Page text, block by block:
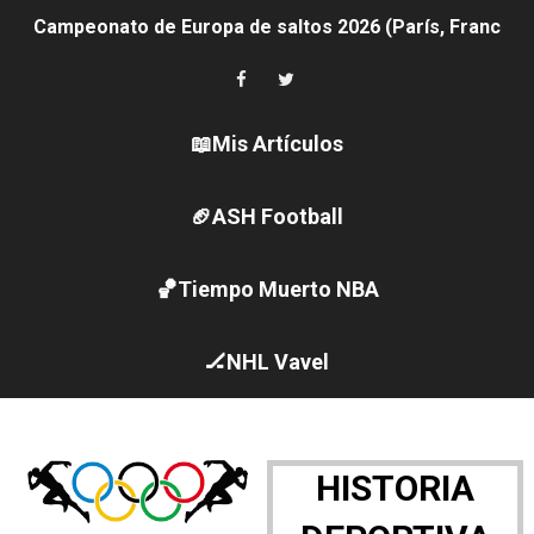
Campeonato de Europa de saltos 2026 (París,
Women's Pro Baseball League 2026
Campeonato de Europa de pentatlón moderno 2026
Canadá Open 2026
Mundial de MotoGP 2026 - GP Gran Bretaña
Canadian Elite Basketball League 2026 - Playoffs
WWE NXT - Myles Borne y Tavion Heights ponen fin
Canadian Football League 2026 - Week 10
📖Mis Artículos
🏈ASH Football
🏀Tiempo Muerto NBA
🏒NHL Vavel
HISTORIA